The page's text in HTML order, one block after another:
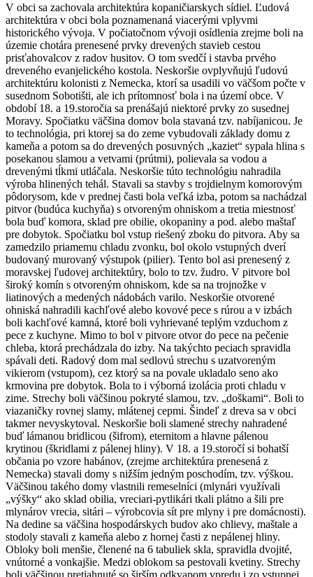
V obci sa zachovala architektúra kopaničiarskych sídiel. Ľudová
architektúra v obci bola poznamenaná viacerými vplyvmi
historického vývoja. V počiatočnom vývoji osídlenia zrejme boli na
územie chotára prenesené prvky drevených stavieb cestou
prisťahovalcov z radov husitov. O tom svedčí i stavba prvého
dreveného evanjelického kostola. Neskoršie ovplyvňujú ľudovú
architektúru kolonisti z Nemecka, ktorí sa usadili vo väčšom počte v
susednom Sobotišti, ale ich prítomnosť bola i na území obce. V
období 18. a 19.storočia sa prenášajú niektoré prvky zo susednej
Moravy. Spočiatku väčšina domov bola stavaná tzv. nabíjanicou. Je
to technológia, pri ktorej sa do zeme vybudovali základy domu z
kameňa a potom sa do drevených posuvných „kaziet“ sypala hlina s
posekanou slamou a vetvami (prútmi), polievala sa vodou a
drevenými tĺkmi utláčala. Neskoršie túto technológiu nahradila
výroba hlinených tehál. Stavali sa stavby s trojdielnym komorovým
pôdorysom, kde v prednej časti bola veľká izba, potom sa nachádzal
pitvor (budúca kuchyňa) s otvoreným ohniskom a tretia miestnosť
bola buď komora, sklad pre obilie, okopaniny a pod. alebo maštaľ
pre dobytok. Spočiatku bol vstup riešený zboku do pitvora. Aby sa
zamedzilo priamemu chladu zvonku, bol okolo vstupných dverí
budovaný murovaný výstupok (pilier). Tento bol asi prenesený z
moravskej ľudovej architektúry, bolo to tzv. žudro. V pitvore bol
široký komín s otvoreným ohniskom, kde sa na trojnožke v
liatinových a medených nádobách varilo. Neskoršie otvorené
ohniská nahradili kachľové alebo kovové pece s rúrou a v izbách
boli kachľové kamná, ktoré boli vyhrievané teplým vzduchom z
pece z kuchyne. Mimo to bol v pitvore otvor do pece na pečenie
chleba, ktorá prechádzala do izby. Na takýchto peciach spravidla
spávali deti. Radový dom mal sedlovú strechu s uzatvoreným
vikierom (vstupom), cez ktorý sa na povale ukladalo seno ako
krmovina pre dobytok. Bola to i výborná izolácia proti chladu v
zime. Strechy boli väčšinou pokryté slamou, tzv. „doškami“. Boli to
viazaničky rovnej slamy, mlátenej cepmi. Šindeľ z dreva sa v obci
takmer nevyskytoval. Neskoršie boli slamené strechy nahradené
buď lámanou bridlicou (šifrom), eternitom a hlavne pálenou
krytinou (škridlami z pálenej hliny). V 18. a 19.storočí si bohatší
občania po vzore habánov, (zrejme architektúra prenesená z
Nemecka) stavali domy s nižším jedným poschodím, tzv. výškou.
Väčšinou takého domy vlastnili remeselníci (mlynári využívali
„výšky“ ako sklad obilia, vreciari-pytlikári tkali plátno a šili pre
mlynárov vrecia, sitári – výrobcovia sít pre mlyny i pre domácnosti).
Na dedine sa väčšina hospodárskych budov ako chlievy, maštale a
stodoly stavali z kameňa alebo z hornej časti z nepálenej hliny.
Obloky boli menšie, členené na 6 tabuliek skla, spravidla dvojité,
vnútorné a vonkajšie. Medzi oblokom sa pestovali kvetiny. Strechy
boli väčšinou pretiahnuté so širším odkvapom vpredu i zo vstupnej